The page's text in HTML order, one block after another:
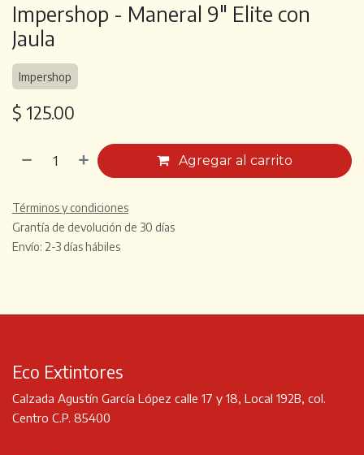
Impershop - Maneral 9" Elite con
Jaula
Impershop
$ 125.00
Agregar al carrito
Términos y condiciones
Grantía de devolución de 30 días
Envío: 2-3 días hábiles
Eco Extintores
Calzada Agustín García López calle 17 y 18, Local 192B, col.
Centro C.P. 85400